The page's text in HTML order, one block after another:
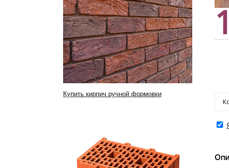
Купить кирпич ручной формовки